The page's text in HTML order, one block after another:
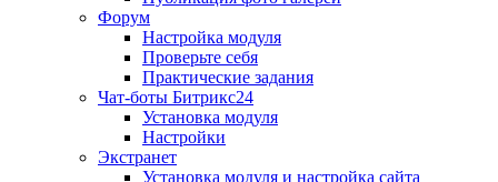
Форум
Настройка модуля
Проверьте себя
Практические задания
Чат-боты Битрикс24
Установка модуля
Настройки
Экстранет
Установка модуля и настройка сайта